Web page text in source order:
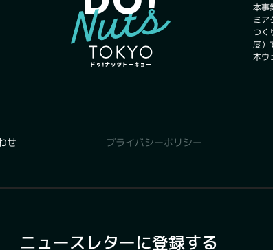
本事
ミア
つく
度）
本ウ
せ プライバシーポリシー
ニュースレターに登録する